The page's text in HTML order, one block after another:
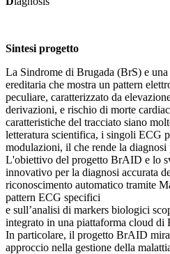
Sintesi progetto
La Sindrome di Brugada (BrS) e
ereditaria che mostra un pattern
peculiare, caratterizzato da
derivazioni, e rischio di morte
caratteristiche del tracciato siano
letteratura scientifica, i singoli ECG
modulazioni, il che rende la
L'obiettivo del progetto BrAID e lo
innovativo per la diagnosi accurata
riconoscimento automatico tramite
pattern ECG specifici
e sull’analisi di markers biologici
integrato in una piattaforma cloud di
In particolare, il progetto BrAID
approccio nella gestione della